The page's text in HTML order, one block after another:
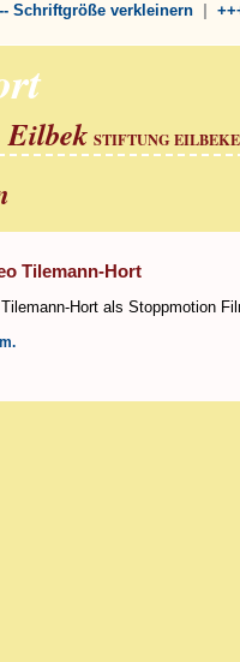
Schriftgröße verkleinern |
Eilbek STIFTUNG
Tilemann-Hort
Hort als Stoppmotion